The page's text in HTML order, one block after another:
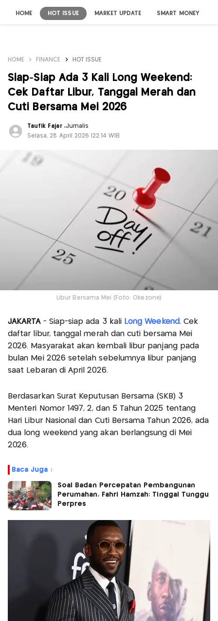
HOME HOT ISSUE MARKET UPDATE SMART MONEY
HOME FINANCE HOT ISSUE
Siap-Siap Ada 3 Kali Long Weekend:
Cek Daftar Libur, Tanggal Merah dan
Cuti Bersama Mei 2026
Taufik Fajar ,Jurnalis
Selasa, 28 April 2026 |22:14 WIB
Libur Bersama Mei (Foto: Okezone)
JAKARTA- Siap-siap ada 3 kali Long Weekend.Cek
daftar libur, tanggal merah dan cuti bersama Mei
2026. Masyarakat akan kembali libur panjang pada
bulan Mei 2026 setelah sebelumnya libur panjang
saat Lebaran di April 2026.
Berdasarkan Surat Keputusan Bersama (SKB) 3
Menteri Nomor 1497, 2, dan 5 Tahun 2025 tentang
Hari Libur Nasional dan Cuti Bersama Tahun 2026, ada
dua long weekend yang akan berlangsung di Mei
2026.
Baca Juga :
Soal Badan Percepatan Pembangunan
Perumahan, Fahri Hamzah: Tinggal Tunggu
Perpres